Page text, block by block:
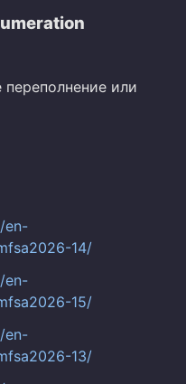
или
en-
14/
en-
15/
en-
13/